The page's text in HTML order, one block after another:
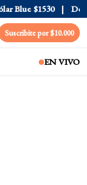
$1530 Dólar
Suscribite por $10.000
EN VIVO